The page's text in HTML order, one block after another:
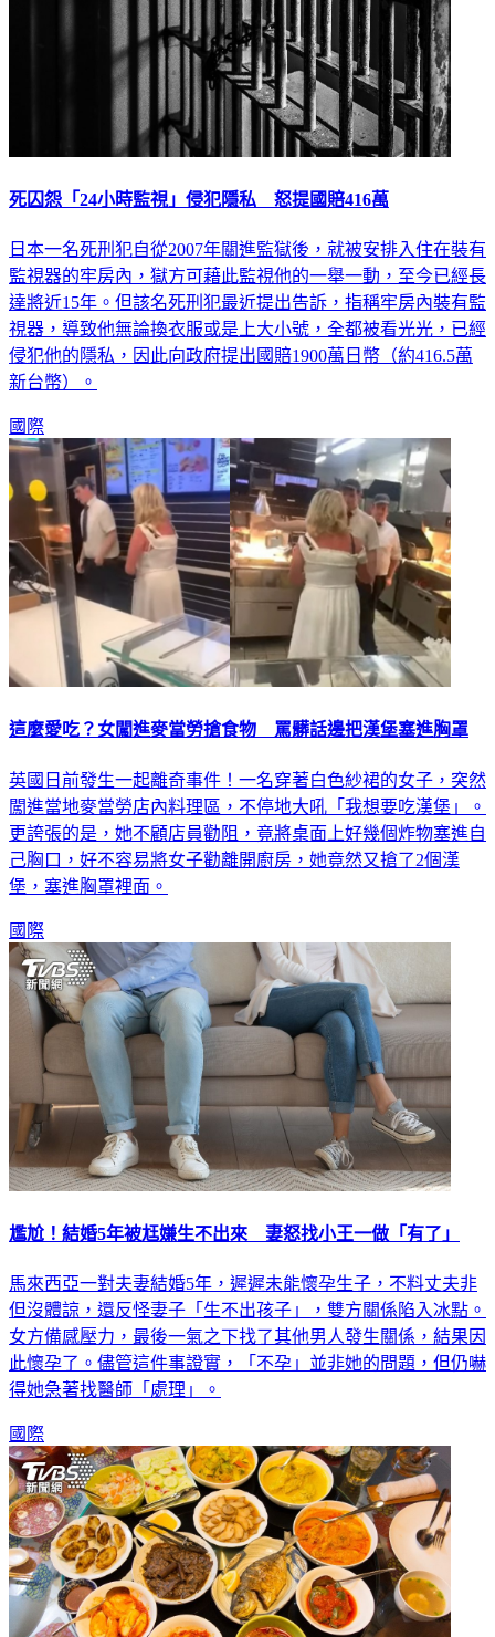
死囚怨「24小時監視」侵犯隱私 怒提國賠416萬
日本一名死刑犯自從2007年關進監獄後，就被安排入住在裝有
監視器的牢房內，獄方可藉此監視他的一舉一動，至今已經長
達將近15年。但該名死刑犯最近提出告訴，指稱牢房內裝有監
視器，導致他無論換衣服或是上大小號，全都被看光光，已經
侵犯他的隱私，因此向政府提出國賠1900萬日幣（約416.5萬
新台幣）。
國際
這麼愛吃？女闖進麥當勞搶食物 罵髒話邊把漢堡塞進胸罩
英國日前發生一起離奇事件！一名穿著白色紗裙的女子，突然
闖進當地麥當勞店內料理區，不停地大吼「我想要吃漢堡」。
更誇張的是，她不顧店員勸阻，竟將桌面上好幾個炸物塞進自
己胸口，好不容易將女子勸離開廚房，她竟然又搶了2個漢
堡，塞進胸罩裡面。
國際
尷尬！結婚5年被尪嫌生不出來 妻怒找小王一做「有了」
馬來西亞一對夫妻結婚5年，遲遲未能懷孕生子，不料丈夫非
但沒體諒，還反怪妻子「生不出孩子」，雙方關係陷入冰點。
女方備感壓力，最後一氣之下找了其他男人發生關係，結果因
此懷孕了。儘管這件事證實，「不孕」並非她的問題，但仍嚇
得她急著找醫師「處理」。
國際